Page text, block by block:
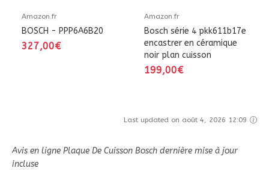
Amazon.fr
BOSCH - PPP6A6B20
327,00€
Amazon.fr
Bosch série 4 pkk611b17e
encastrer en céramique
noir plan cuisson
199,00€
Last updated on août 4, 2026 12:09
Avis en ligne Plaque De Cuisson Bosch dernière mise à jour
incluse